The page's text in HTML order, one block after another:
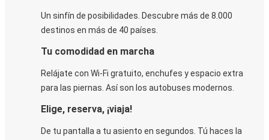
Un sinfín de posibilidades. Descubre más de 8.000
destinos en más de 40 países.
Tu comodidad en marcha
Relájate con Wi-Fi gratuito, enchufes y espacio extra
para las piernas. Así son los autobuses modernos.
Elige, reserva, ¡viaja!
De tu pantalla a tu asiento en segundos. Tú haces la